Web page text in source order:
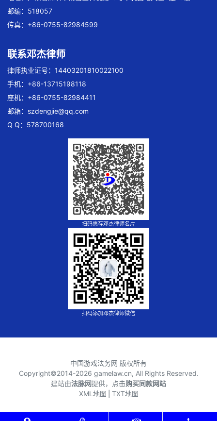
邮编：518057
传真：+86-0755-82984599
联系邓杰律师
律师执业证号：14403201810022100
手机：+86-13715198118
座机：+86-0755-82984411
邮箱： szdengjie@qq.com
Q Q：578700168
扫码惠存邓杰律师名片
扫码添加邓杰律师微信
中国游戏法务网 版权所有
Copyright©2014-2026 gamelaw.cn, All Rights Reserved.
建站由法脉网提供，点击购买同款网站
XML地图 TXT地图